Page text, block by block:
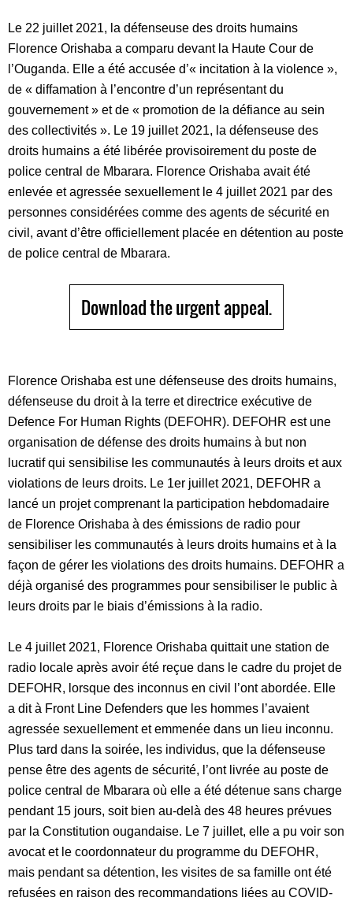
Le 22 juillet 2021, la défenseuse des droits humains
Florence Orishaba a comparu devant la Haute Cour de
l’Ouganda. Elle a été accusée d’« incitation à la violence »,
de « diffamation à l’encontre d’un représentant du
gouvernement » et de « promotion de la défiance au sein
des collectivités ». Le 19 juillet 2021, la défenseuse des
droits humains a été libérée provisoirement du poste de
police central de Mbarara. Florence Orishaba avait été
enlevée et agressée sexuellement le 4 juillet 2021 par des
personnes considérées comme des agents de sécurité en
civil, avant d’être officiellement placée en détention au poste
de police central de Mbarara.
Download the urgent appeal.
Florence Orishaba est une défenseuse des droits humains,
défenseuse du droit à la terre et directrice exécutive de
Defence For Human Rights (DEFOHR). DEFOHR est une
organisation de défense des droits humains à but non
lucratif qui sensibilise les communautés à leurs droits et aux
violations de leurs droits. Le 1er juillet 2021, DEFOHR a
lancé un projet comprenant la participation hebdomadaire
de Florence Orishaba à des émissions de radio pour
sensibiliser les communautés à leurs droits humains et à la
façon de gérer les violations des droits humains. DEFOHR a
déjà organisé des programmes pour sensibiliser le public à
leurs droits par le biais d’émissions à la radio.
Le 4 juillet 2021, Florence Orishaba quittait une station de
radio locale après avoir été reçue dans le cadre du projet de
DEFOHR, lorsque des inconnus en civil l’ont abordée. Elle
a dit à Front Line Defenders que les hommes l’avaient
agressée sexuellement et emmenée dans un lieu inconnu.
Plus tard dans la soirée, les individus, que la défenseuse
pense être des agents de sécurité, l’ont livrée au poste de
police central de Mbarara où elle a été détenue sans charge
pendant 15 jours, soit bien au-delà des 48 heures prévues
par la Constitution ougandaise. Le 7 juillet, elle a pu voir son
avocat et le coordonnateur du programme du DEFOHR,
mais pendant sa détention, les visites de sa famille ont été
refusées en raison des recommandations liées au COVID-